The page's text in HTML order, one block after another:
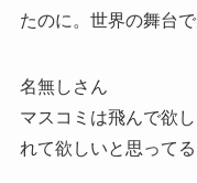
たのに。世界の舞台
名無しさん
マスコミは飛んで欲
れて欲しいと思ってる